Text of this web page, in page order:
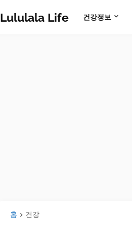
Lululala Life 건강정보
홈 건강